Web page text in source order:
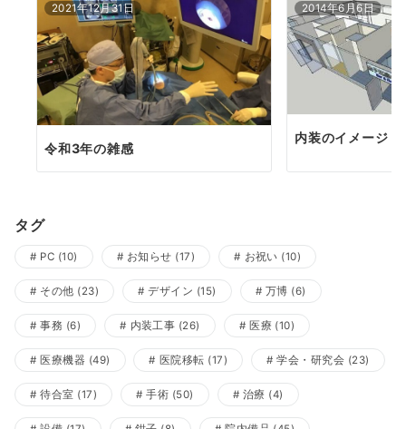
2021年12月31日
令和3年の雑感
2014年6月6日
内装のイメージ
タグ
PC (10) お知らせ (17) お祝い (10)
その他 (23) デザイン (15) 万博 (6)
事務 (6) 内装工事 (26) 医療 (10)
医療機器 (49) 医院移転 (17) 学会・研究会 (23)
待合室 (17) 手術 (50) 治療 (4)